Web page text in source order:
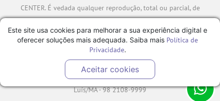
CENTER. É vedada qualquer reprodução, total ou parcial, de
A violação de qualquer direito mencionado implicará na
responsabilização cível e criminal nos termos da Lei.
POTIGUAR MATERIAIS DE CONSTRUÇÃO SA - CNPJ:
06.778.591/0001-09 - Rua Caminho da Boiada Nº 354, São
Luís/MA - 98 2108-9999
Este site usa cookies para melhorar a sua experiência digital e
oferecer soluções mais adequada. Saiba mais Política de
Privacidade.
Aceitar cookies